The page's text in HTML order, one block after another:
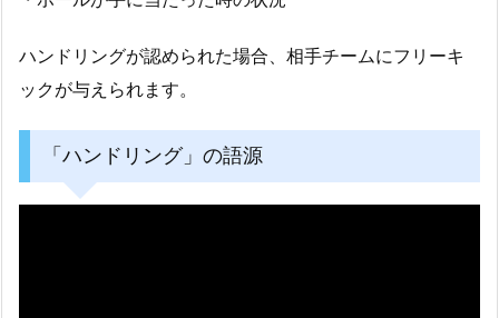
ハンドリングが認められた場合、相手チームにフリーキ
ックが与えられます。
「ハンドリング」の語源